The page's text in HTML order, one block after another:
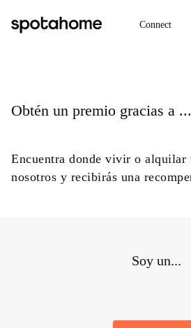
Connect
Obtén un premio gracias a ...
Encuentra donde vivir o alquilar
nosotros y recibirás una
Soy un...